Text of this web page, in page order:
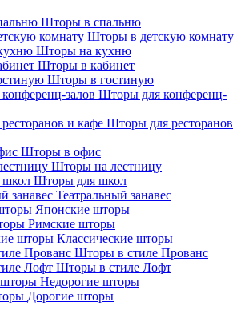
Шторы в спальню
Шторы в детскую комнату
Шторы на кухню
Шторы в кабинет
Шторы в гостиную
Шторы для конференц-
Шторы для ресторанов
Шторы в офис
Шторы на лестницу
Шторы для школ
Театральный занавес
Японские шторы
Римские шторы
Классические шторы
Шторы в стиле Прованс
Шторы в стиле Лофт
Недорогие шторы
Дорогие шторы